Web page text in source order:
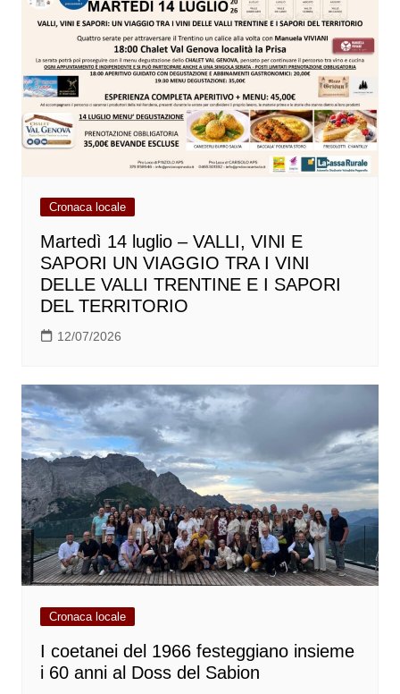
Cronaca locale
Martedì 14 luglio – VALLI, VINI E
SAPORI UN VIAGGIO TRA I VINI
DELLE VALLI TRENTINE E I SAPORI
DEL TERRITORIO
12/07/2026
Cronaca locale
I coetanei del 1966 festeggiano insieme
i 60 anni al Doss del Sabion